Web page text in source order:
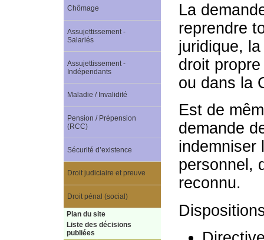
La
reprendre
juridique,
droit
ou dans la
Est de
demande
indemniser
personnel,
reconnu.
Chômage
Assujettissement -
Salariés
Assujettissement -
Indépendants
Maladie / Invalidité
Pension / Prépension
(RCC)
Sécurité d’existence
Droit judiciaire et preuve
Droit pénal (social)
Plan du site
Liste des décisions
publiées